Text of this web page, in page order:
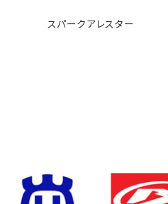
スパークアレスター